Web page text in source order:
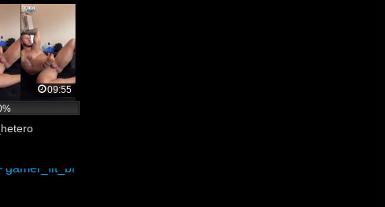
este joven09:55